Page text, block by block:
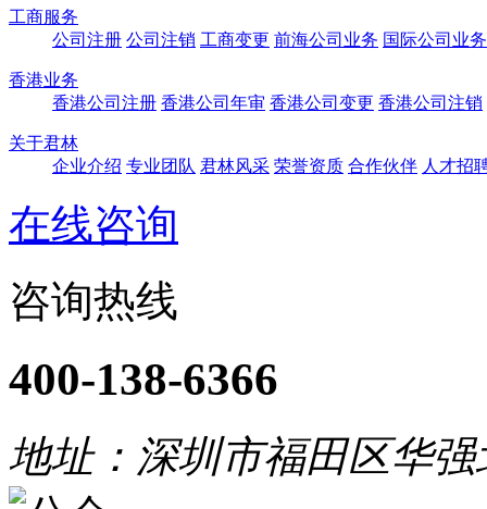
工商服务
公司注册 公司注销 工商变更 前海公司业务 国际公司业务
香港业务
香港公司注册 香港公司年审 香港公司变更 香港公司注销
关于君林
企业介绍 专业团队 君林风采 荣誉资质 合作伙伴 人才招
在线咨询
咨询热线
400-138-6366
地址：深圳市福田区华